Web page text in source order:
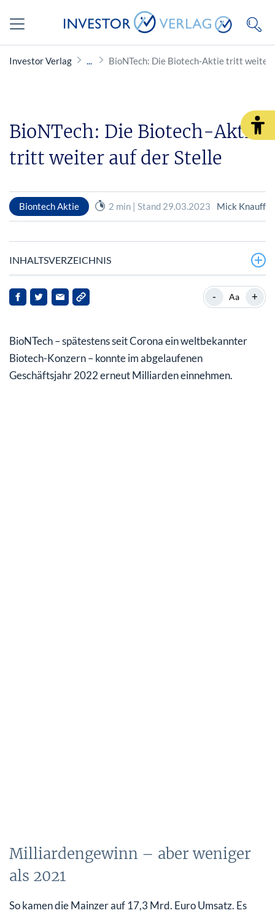
Investor Verlag BioNTech: Die Biotech-Aktie tritt weiter
BioNTech: Die Biotech-Aktie
tritt weiter auf der Stelle
Biontech Aktie 2 min | Stand 29.03.2023 Mick Knauff
INHALTSVERZEICHNIS
Milliardengewinn – aber weniger als 2021
Fehlende Impulse für die Aktie
Noch mehr Zahlen in dieser Woche
- Aa +
BioNTech – spätestens seit Corona ein weltbekannter
Biotech-Konzern – konnte im abgelaufenen
Geschäftsjahr 2022 erneut Milliarden einnehmen.
Milliardengewinn – aber weniger
als 2021
So kamen die Mainzer auf 17,3 Mrd. Euro Umsatz. Es